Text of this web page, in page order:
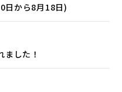
日から8月18日)
した！